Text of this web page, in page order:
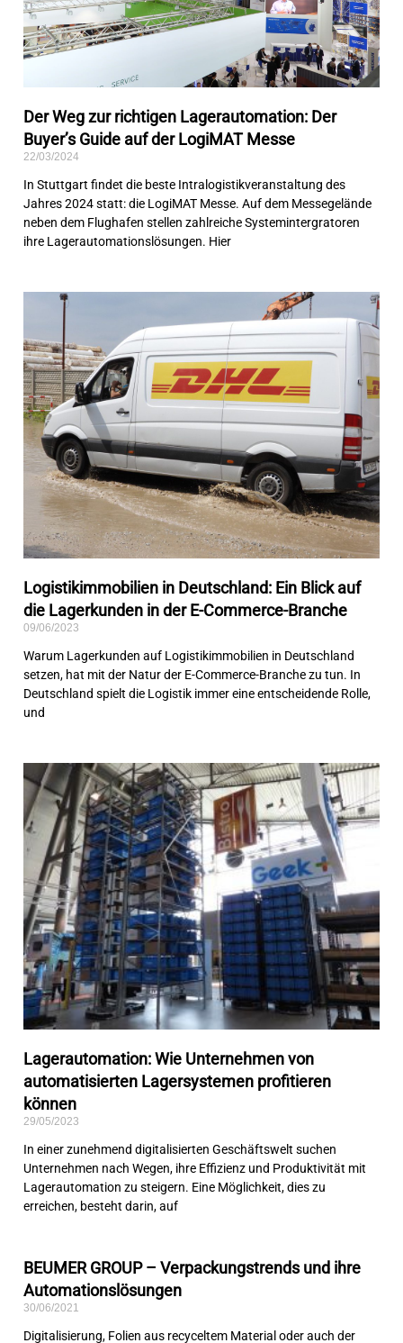
Der Weg zur richtigen Lagerautomation: Der
Buyer’s Guide auf der LogiMAT Messe
22/03/2024
In Stuttgart findet die beste Intralogistikveranstaltung des
Jahres 2024 statt: die LogiMAT Messe. Auf dem Messegelände
neben dem Flughafen stellen zahlreiche Systemintergratoren
ihre Lagerautomationslösungen. Hier
Logistikimmobilien in Deutschland: Ein Blick auf
die Lagerkunden in der E-Commerce-Branche
09/06/2023
Warum Lagerkunden auf Logistikimmobilien in Deutschland
setzen, hat mit der Natur der E-Commerce-Branche zu tun. In
Deutschland spielt die Logistik immer eine entscheidende Rolle,
und
Lagerautomation: Wie Unternehmen von
automatisierten Lagersystemen profitieren
können
29/05/2023
In einer zunehmend digitalisierten Geschäftswelt suchen
Unternehmen nach Wegen, ihre Effizienz und Produktivität mit
Lagerautomation zu steigern. Eine Möglichkeit, dies zu
erreichen, besteht darin, auf
BEUMER GROUP – Verpackungstrends und ihre
Automationslösungen
30/06/2021
Digitalisierung, Folien aus recyceltem Material oder auch der